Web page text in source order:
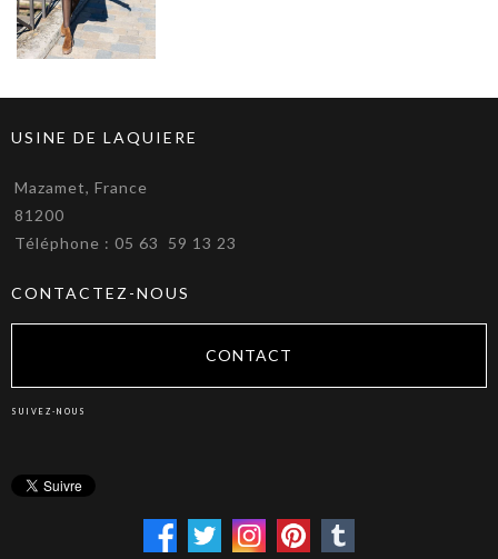
USINE DE LAQUIERE
Mazamet, France
81200
Téléphone : 05 63 59 13 23
CONTACTEZ-NOUS
CONTACT
SUIVEZ-NOUS